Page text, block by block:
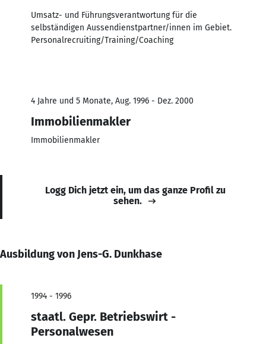
Umsatz- und Führungsverantwortung für die
selbständigen Aussendienstpartner/innen im Gebiet.
Personalrecruiting/Training/Coaching
4 Jahre und 5 Monate, Aug. 1996 - Dez. 2000
Immobilienmakler
Immobilienmakler
Logg Dich jetzt ein, um das ganze Profil zu
sehen.
Ausbildung von Jens-G. Dunkhase
1994 - 1996
staatl. Gepr. Betriebswirt -
Personalwesen